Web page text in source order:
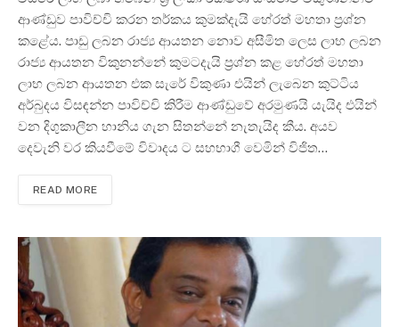
ආණ්ඩුව පාවිච්චි කරන තර්කය කුමක්දැයි හේරත් මහතා ප්‍රශ්න
කළේය. පාඩු ලබන රාජ්‍ය ආයතන නොව අසීමිත ලෙස ලාභ ලබන
රාජ්‍ය ආයතන විකුනන්නේ කුමටදැයි ප්‍රශ්න කළ හේරත් මහතා
ලාභ ලබන ආයතන එක සැරේ විකුණා එයින් ලැබෙන කුට්ටිය
අර්බුදය විසඳන්න පාවිච්චි කිරීම ආණ්ඩුවේ අරමුණයි යැයිද එයින්
වන දිගුකාලීන හානිය ගැන සිතන්නේ නැතැයිද කීය. අයව
දෙවැනි වර කියවීමේ විවාදය ට සහභාගී වෙමින් විජිත…
READ MORE